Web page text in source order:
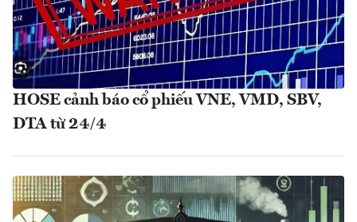
HOSE cảnh báo cổ phiếu VNE, VMD, SBV,
DTA từ 24/4